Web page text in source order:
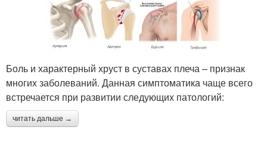
Боль и характерный хруст в суставах плеча – признак
многих заболеваний. Данная симптоматика чаще всего
встречается при развитии следующих патологий:
читать дальше →